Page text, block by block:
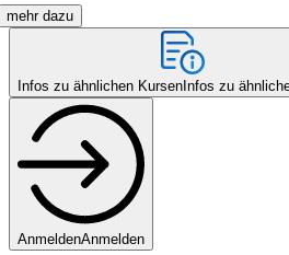
mehr dazu
Infos zu ähnlichen Kursen Infos zu
AnmeldenAnmelden